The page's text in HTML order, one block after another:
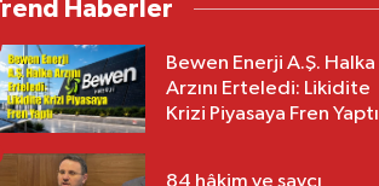
Haberler
Bewen Enerji A.Ş. Halka
Arzını Erteledi: Likidite
Krizi Piyasaya Fren Yaptı